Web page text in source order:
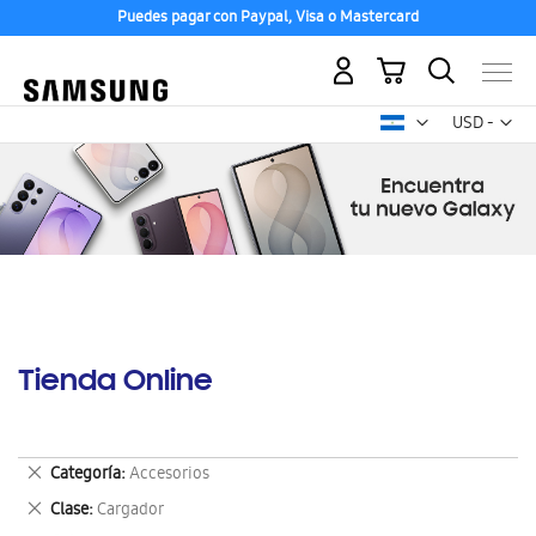
Puedes pagar con Paypal, Visa o Mastercard
USD -
dólar
Mi carrito
Tienda Online
Categoría Accesorios
Eliminar
este
artículo
Clase Cargador
Eliminar